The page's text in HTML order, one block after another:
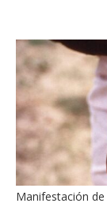
Manifestación